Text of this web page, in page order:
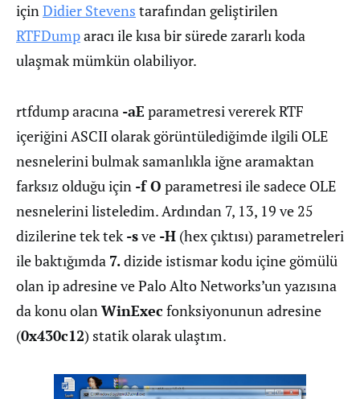
içinDidier Stevens tarafından geliştirilen
RTFDumparacı ile kısa bir sürede zararlı koda
ulaşmak mümkün olabiliyor.
rtfdump aracına -aE parametresi vererek RTF
içeriğini ASCII olarak görüntülediğimde ilgili OLE
nesnelerini bulmak samanlıkla iğne aramaktan
farksız olduğu için -f O parametresi ile sadece OLE
nesnelerini listeledim. Ardından 7, 13, 19 ve 25
dizilerine tek tek-sve -H (hex çıktısı) parametreleri
ile baktığımda 7.dizide istismar kodu içine gömülü
olan ip adresine ve Palo Alto Networks’un yazısına
da konu olanWinExec fonksiyonunun adresine
(0x430c12) statik olarak ulaştım.